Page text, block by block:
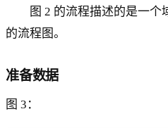
图 2 的流程描述的是一个
的流程图。
准备数据
图 3：